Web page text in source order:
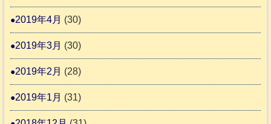
2019年4月 (30)
2019年3月 (30)
2019年2月 (28)
2019年1月 (31)